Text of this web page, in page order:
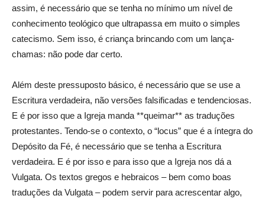
assim, é necessário que se tenha no mínimo um nível de
conhecimento teológico que ultrapassa em muito o simples
catecismo. Sem isso, é criança brincando com um lança-
chamas: não pode dar certo.
Além deste pressuposto básico, é necessário que se use a
Escritura verdadeira, não versões falsificadas e tendenciosas.
E é por isso que a Igreja manda **queimar** as traduções
protestantes. Tendo-se o contexto, o “locus” que é a íntegra do
Depósito da Fé, é necessário que se tenha a Escritura
verdadeira. E é por isso e para isso que a Igreja nos dá a
Vulgata. Os textos gregos e hebraicos – bem como boas
traduções da Vulgata – podem servir para acrescentar algo,